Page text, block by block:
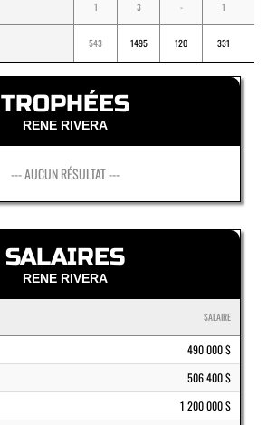
1 3 - 1
543 1495 120 331
TROPHÉES
RENE RIVERA
--- AUCUN RÉSULTAT ---
SALAIRES
RENE RIVERA
SALAIRE
490 000 $
506 400 $
1 200 000 $